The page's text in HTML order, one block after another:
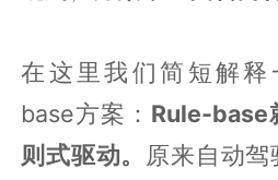
在这里我们简短解释
base方案： Rule-base
则式驱动。
原来自动驾